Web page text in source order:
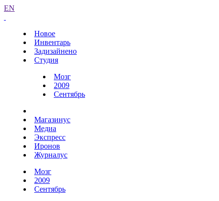
EN
Новое
Инвентарь
Задизайнено
Студия
Мозг
2009
Сентябрь
Магазинус
Медиа
Экспресс
Иронов
Журналус
Мозг
2009
Сентябрь